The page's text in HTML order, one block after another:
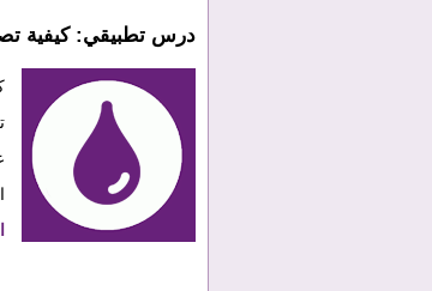
درس تطبيقي: كيفية